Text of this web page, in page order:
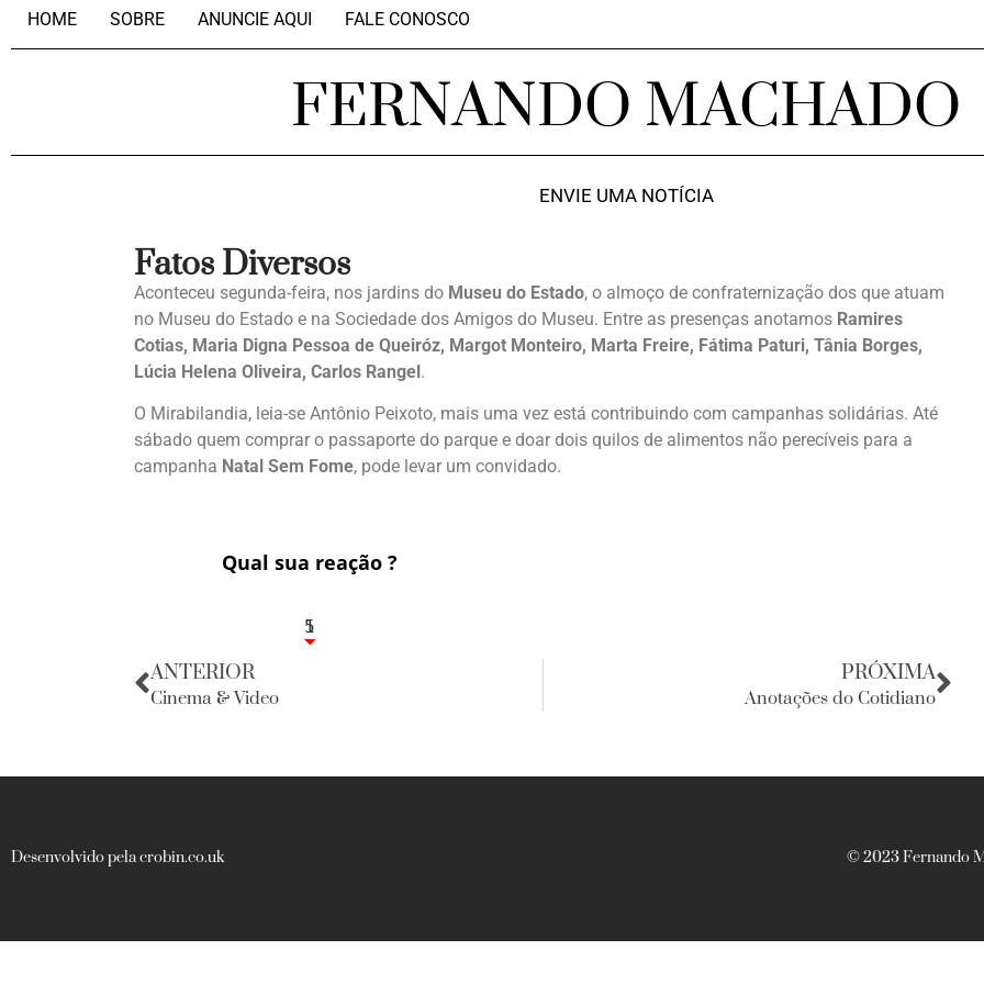
HOME SOBRE ANUNCIE AQUI FALE CONOSCO
FERNANDO MACHADO
ENVIE UMA NOTÍCIA
Fatos Diversos
Aconteceu segunda-feira, nos jardins do Museu do Estado, o almoço de confraternização dos que atuam
no Museu do Estado e na Sociedade dos Amigos do Museu. Entre as presenças anotamos Ramires
Cotias, Maria Digna Pessoa de Queiróz, Margot Monteiro, Marta Freire, Fátima Paturi, Tânia Borges,
Lúcia Helena Oliveira, Carlos Rangel.
O Mirabilandia, leia-se Antônio Peixoto, mais uma vez está contribuindo com campanhas solidárias. Até
sábado quem comprar o passaporte do parque e doar dois quilos de alimentos não perecíveis para a
campanha Natal Sem Fome, pode levar um convidado.
Qual sua reação ?
1
5
ANTERIOR
Cinema & Video
PRÓXIMA
Anotações do Cotidiano
Desenvolvido pela crobin.co.uk © 2023 Fernando